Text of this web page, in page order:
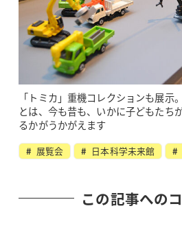
「トミカ」重機コレクションも展示
とは、今も昔も、いかに子どもたち
るかがうかがえます
展覧会 日本科学未来館
この記事への